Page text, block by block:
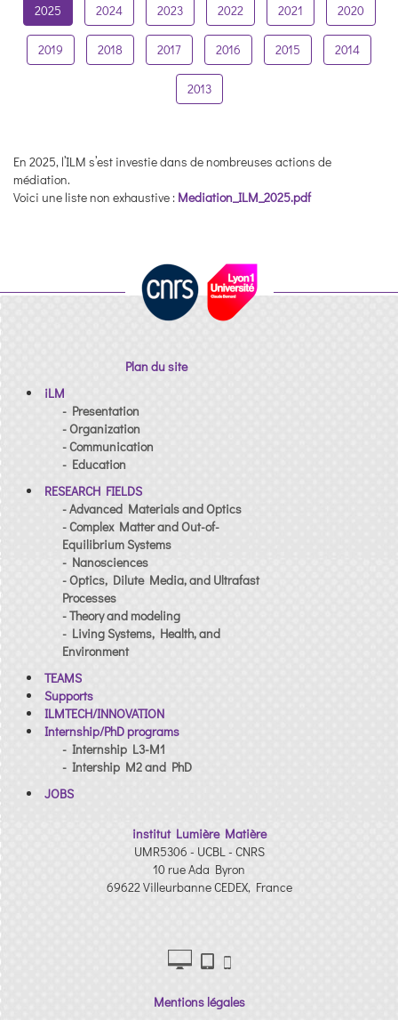
2025 2024 2023 2022 2021 2020
2019 2018 2017 2016 2015 2014
2013
En 2025, l’ILM s’est investie dans de nombreuses actions de
médiation.
Voici une liste non exhaustive : Mediation_ILM_2025.pdf
Plan du site
iLM
- Presentation
- Organization
- Communication
- Education
RESEARCH FIELDS
- Advanced Materials and Optics
- Complex Matter and Out-of-
Equilibrium Systems
- Nanosciences
- Optics, Dilute Media, and Ultrafast
Processes
- Theory and modeling
- Living Systems, Health, and
Environment
TEAMS
Supports
ILMTECH/INNOVATION
Internship/PhD programs
- Internship L3-M1
- Intership M2 and PhD
JOBS
institut Lumière Matière
UMR5306 - UCBL - CNRS
10 rue Ada Byron
69622 Villeurbanne CEDEX, France
Mentions légales